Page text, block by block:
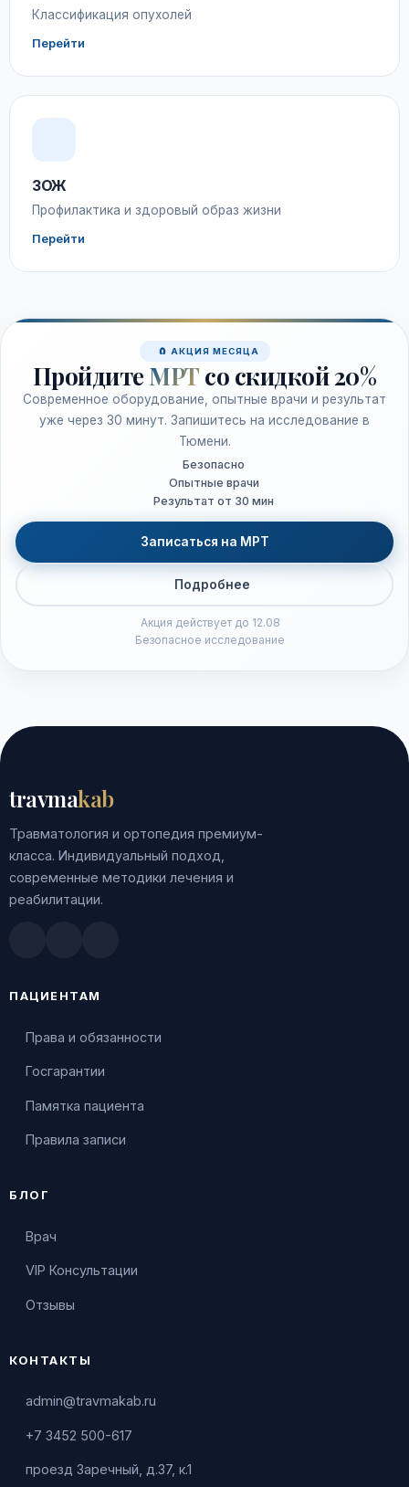
Классификация опухолей
Перейти
ЗОЖ
Профилактика и здоровый образ жизни
Перейти
🧲 АКЦИЯ МЕСЯЦА
Пройдите МРТ со скидкой 20%
Современное оборудование, опытные врачи и результат
уже через 30 минут. Запишитесь на исследование в
Тюмени.
Безопасно
Опытные врачи
Результат от 30 мин
Записаться на МРТ
Подробнее
Акция действует до 12.08
Безопасное исследование
travmakab
Травматология и ортопедия премиум-
класса. Индивидуальный подход,
современные методики лечения и
реабилитации.
ПАЦИЕНТАМ
Права и обязанности
Госгарантии
Памятка пациента
Правила записи
БЛОГ
Врач
VIP Консультации
Отзывы
КОНТАКТЫ
admin@travmakab.ru
+7 3452 500-617
проезд Заречный, д.37, к.1